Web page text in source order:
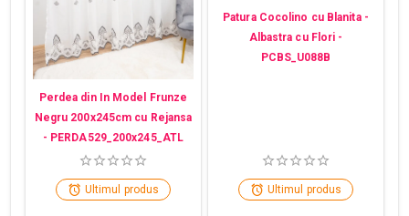
Perdea din In Model Frunze
Negru 200x245cm cu Rejansa
- PERDA529_200x245_ATL
Ultimul produs
Patura Cocolino cu Blanita -
Albastra cu Flori -
PCBS_U088B
Ultimul produs